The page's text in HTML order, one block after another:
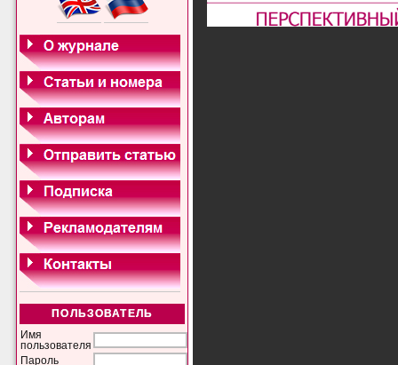
ПОЛЬЗОВАТЕЛЬ
Имя
пользователя
Пароль